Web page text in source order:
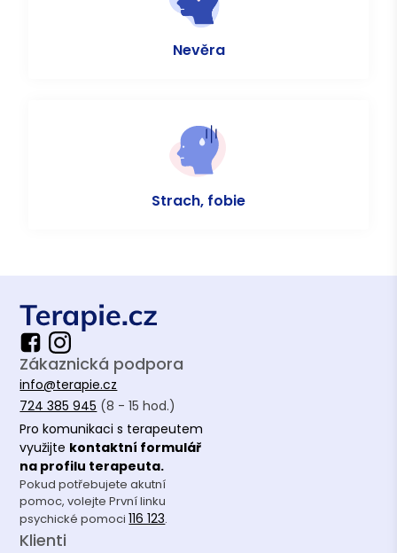
Nevěra
Strach, fobie
Zákaznická podpora
info@terapie.cz
724 385 945 (8 - 15 hod.)
Pro komunikaci s terapeutem
využijte kontaktní formulář
na profilu terapeuta.
Pokud potřebujete akutní
pomoc, volejte První linku
psychické pomoci116 123.
Klienti